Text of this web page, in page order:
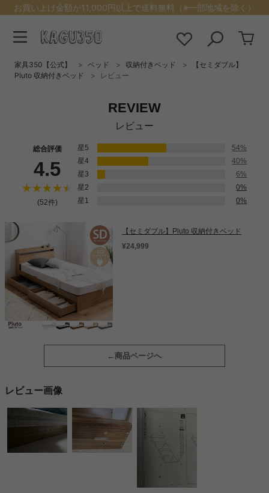
お買い上げ金額が11,000円以上で送料無料（※一部地域を除く）
家具350【公式】 ベッド 収納付きベッド
【セミダブル】
Pluto 収納付きベッド
レビュー
REVIEW
レビュー
【セミダブル】Pluto 収納付きベッド
¥24,999
総合評価
4.5
(52件)
星5
54%
星4
40%
星3
6%
星2
0%
星1
0%
商品ページへ
レビュー画像